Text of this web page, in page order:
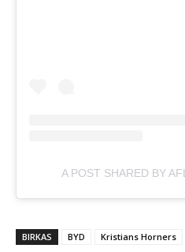
A POST SHARED BY
BIRKAS BYD Kristians Horners